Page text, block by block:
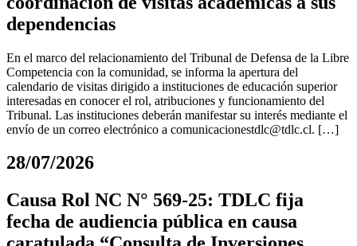
dependencias
En el marco del relacionamiento del Tribunal de Defensa de la Libre
Competencia con la comunidad, se informa la apertura del
calendario de visitas dirigido a instituciones de educación superior
interesadas en conocer el rol, atribuciones y funcionamiento del
Tribunal. Las instituciones deberán manifestar su interés mediante el
envío de un correo electrónico a comunicacionestdlc@tdlc.cl. […]
28/07/2026
Causa Rol NC N° 569-25: TDLC fija
fecha de audiencia pública en causa